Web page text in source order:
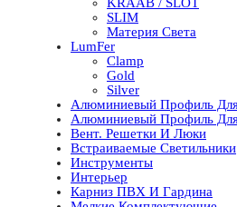
KRAAB / SLOT
SLIM
Материя Света
LumFer
Clamp
Gold
Silver
Алюминиевый Профиль
Алюминиевый Профиль
Вент. Решетки И Люки
Встраиваемые Светильники
Инструменты
Интерьер
Карниз ПВХ И Гардина